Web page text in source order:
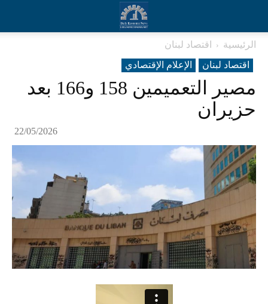
الرئيسية
اقتصاد لبنان
اقتصاد لبنان
الإعلام الإقتصادي
مصير التعميمين 158 و166 بعد
حزيران
22/05/2026